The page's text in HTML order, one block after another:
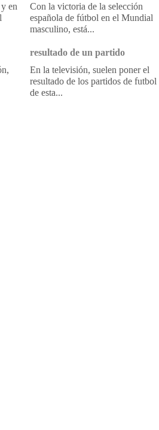
en
Con la victoria de la selección
española de fútbol en el Mundial
masculino, está...
resultado de un partido
En la televisión, suelen poner el
resultado de los partidos de futbol
de esta...